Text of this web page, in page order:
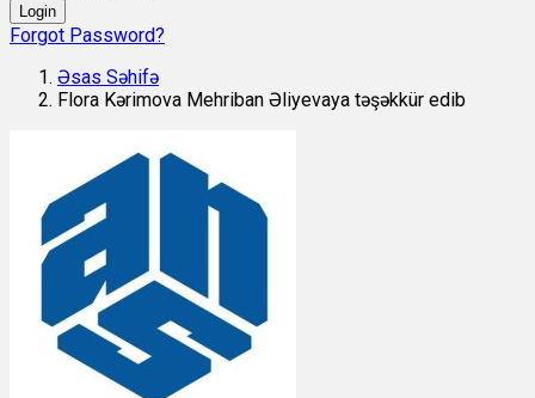
Login
Forgot Password?
Əsas Səhifə
Flora Kərimova Mehriban Əliyevaya təşəkkür edib